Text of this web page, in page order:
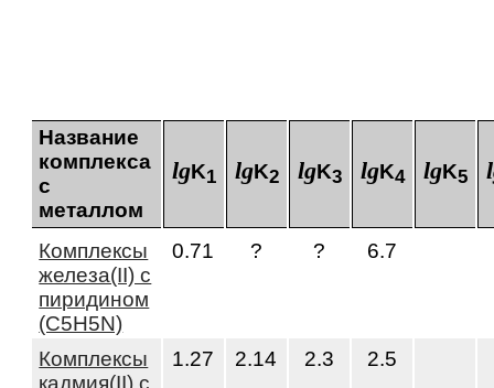
Название
комплекса
с
металлом
lgK1 lgK2 lgK3 lgK4 lgK5
Комплексы
железа(II) с
пиридином
(C5H5N)
0.71 ? ? 6.7
Комплексы
кадмия(II) с
1.27 2.14 2.3 2.5